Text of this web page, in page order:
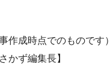
作成時点でのものです）
かず編集長】